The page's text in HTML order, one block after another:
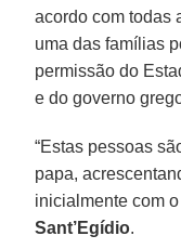
acordo com todas
uma das famílias
permissão do
e do governo
“Estas pessoas
papa,
inicialmente com
Sant’Egídio.